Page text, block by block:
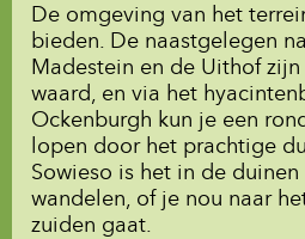
De omgeving van het
bieden. De naastgelegen
Madestein en de Uithof zijn
waard, en via het
Ockenburgh kun je een
lopen door het prachtige
Sowieso is het in de
wandelen, of je nou naar
zuiden gaat.